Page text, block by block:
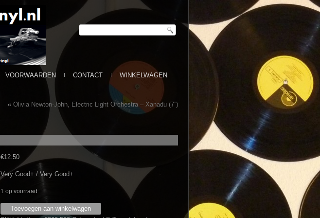
VOORWAARDEN CONTACT
WINKELWAGEN
« Olivia Newton-John, Electric Light Orchestra – Xanadu (7”)
€12.50
Very Good+ / Very Good+
1 op voorraad
RodToevoegen aan winkelwagen